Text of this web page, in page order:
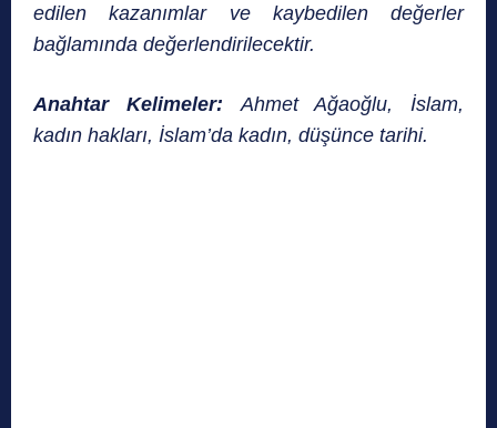
edilen kazanımlar ve kaybedilen değerler
bağlamında değerlendirilecektir.
Anahtar Kelimeler: Ahmet Ağaoğlu, İslam,
kadın hakları, İslam’da kadın, düşünce tarihi.